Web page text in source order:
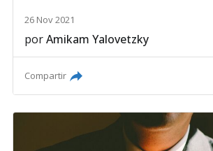
26 Nov 2021
porAmikam Yalovetzky
Compartir